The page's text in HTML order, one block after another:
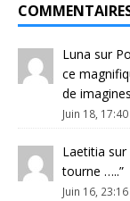
Luna sur
ce
de
Juin 18, 17:40
Laetitia sur
tourne …..”
Juin 16, 23:16